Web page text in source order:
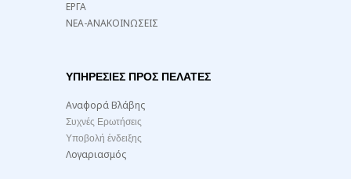
ΕΡΓΑ
ΝΕΑ-ΑΝΑΚΟΙΝΩΣΕΙΣ
ΥΠΗΡΕΣΙΕΣ ΠΡΟΣ ΠΕΛΑΤΕΣ
Αναφορά Βλάβης
Συχνές Ερωτήσεις
Υποβολή ένδειξης
Λογαριασμός